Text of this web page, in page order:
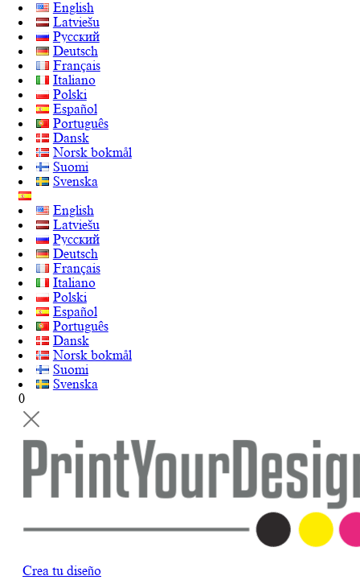
English
Latviešu
Русский
Deutsch
Français
Italiano
Polski
Español
Português
Dansk
Norsk bokmål
Suomi
Svenska
English
Latviešu
Русский
Deutsch
Français
Italiano
Polski
Español
Português
Dansk
Norsk bokmål
Suomi
Svenska
0
Crea tu diseño